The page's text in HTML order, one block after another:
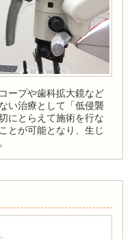
ープや歯科拡大鏡など
い治療として「低侵襲
にとらえて施術を行な
とが可能となり、生じ